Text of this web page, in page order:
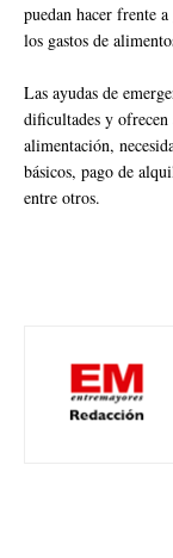
puedan hacer frente
los gastos de
Las ayudas de
dificultades y ofrecen
alimentación,
básicos, pago de
entre otros.